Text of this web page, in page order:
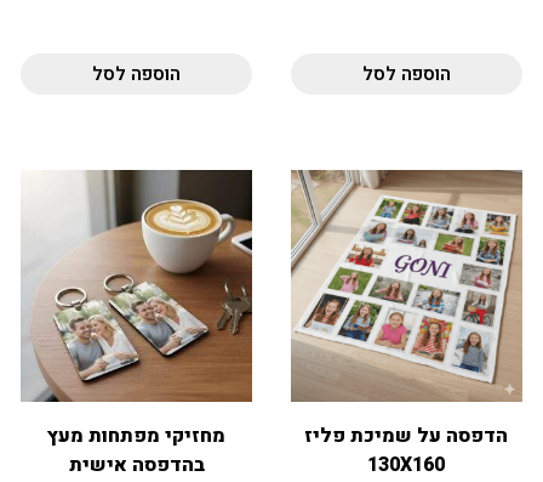
הוספה לסל הוספה לסל
הדפסה על שמיכת פליז
130X160
מחזיקי מפתחות מעץ
בהדפסה אישית